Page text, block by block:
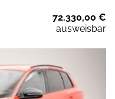
72.330,00 €
ausweisbar